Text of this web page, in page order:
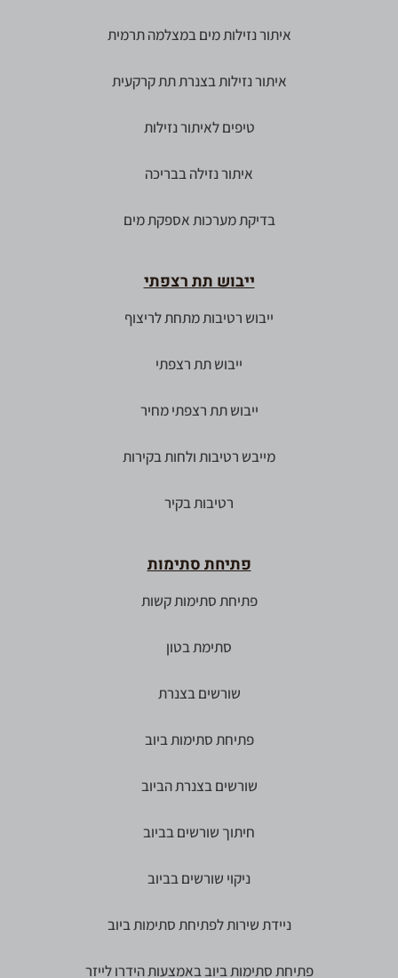
איתור נזילות מים במצלמה תרמית
איתור נזילות בצנרת תת קרקעית
טיפים לאיתור נזילות
איתור נזילה בבריכה
בדיקת מערכות אספקת מים
ייבוש תת רצפתי
ייבוש רטיבות מתחת לריצוף
ייבוש תת רצפתי
ייבוש תת רצפתי מחיר
מייבש רטיבות ולחות בקירות
רטיבות בקיר
פתיחת סתימות
פתיחת סתימות קשות
סתימת בטון
שורשים בצנרת
פתיחת סתימות ביוב
שורשים בצנרת הביוב
חיתוך שורשים בביוב
ניקוי שורשים בביוב
ניידת שירות לפתיחת סתימות ביוב
פתיחת סתימות ביוב באמצעות הידרו לייזר